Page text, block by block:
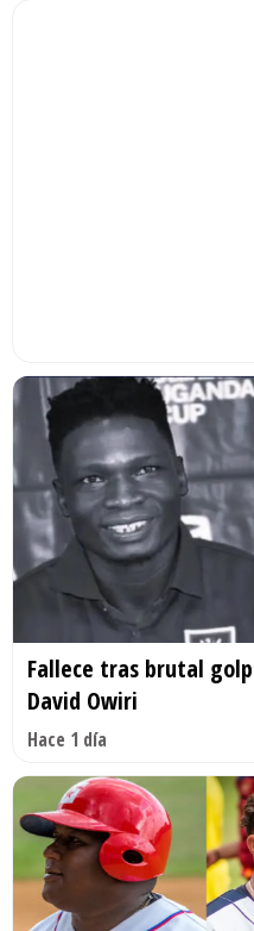
Fallece tras brutal
David Owiri
Hace 1 día